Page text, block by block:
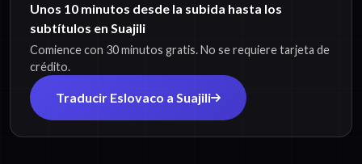
Unos 10 minutos desde la subida hasta los
subtítulos en Suajili
Comience con 30 minutos gratis. No se requiere tarjeta de
crédito.
Traducir Eslovaco a Suajili